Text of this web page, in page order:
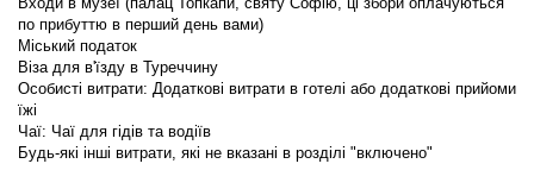
по прибуттю в перший день вами)
Міський податок
Віза для в'їзду в Туреччину
Особисті витрати: Додаткові витрати в готелі або додаткові прийоми
їжі
Чаї: Чаї для гідів та водіїв
Будь-які інші витрати, які не вказані в розділі "включено"